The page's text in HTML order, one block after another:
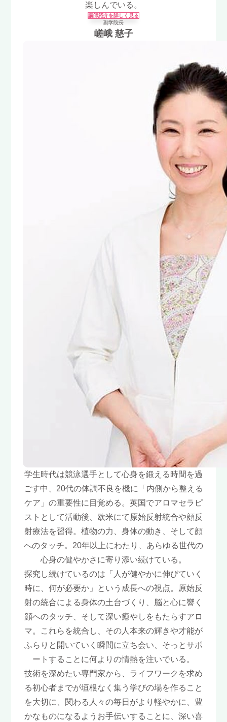
楽しんでいる。
講師紹介を詳しく見る
副学院長
嵯峨 慈子
学生時代は競泳選手として心身を鍛える時間を過
ごす中、20代の体調不良を機に「内側から整える
ケア」の重要性に目覚める。英国でアロマセラピ
ストとして活動後、欧米にて原始反射統合や顔反
射療法を習得。植物の力、身体の動き、そして顔
へのタッチ。20年以上にわたり、あらゆる世代の
心身の健やかさに寄り添い続けている。
探究し続けているのは「人が健やかに伸びていく
時に、何が必要か」という成長への視点。原始反
射の統合による身体の土台づくり、脳と心に響く
顔へのタッチ、そして深い癒やしをもたらすアロ
マ。これらを統合し、その人本来の輝きや才能が
ふらりと開いていく瞬間に立ち会い、そっとサポ
ートすることに何よりの情熱を注いでいる。
技術を深めたい専門家から、ライフワークを求め
る初心者までが垣根なく集う学びの場を作ること
を大切に、関わる人々の毎日がより軽やかに、豊
かなものになるようお手伝いすることに、深い喜